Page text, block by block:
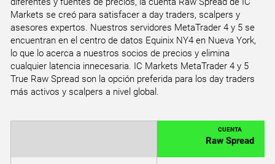
Markets se creó para satisfacer a day traders, scalpers y
asesores expertos. Nuestros servidores MetaTrader 4 y 5 se
encuentran en el centro de datos Equinix NY4 en Nueva York,
lo que lo acerca a nuestros socios de precios y elimina
cualquier latencia innecesaria. IC Markets MetaTrader 4 y 5
True Raw Spread son la opción preferida para los day traders
más activos y scalpers a nivel global.
CUENTA
Raw Spread